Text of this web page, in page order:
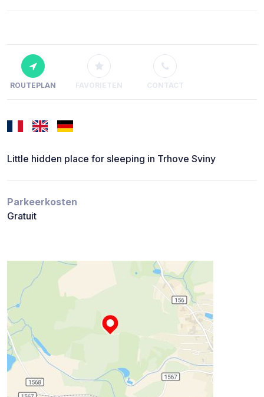
ROUTEPLAN FAVORIETEN CONTACT
Little hidden place for sleeping in Trhove Sviny
Parkeerkosten
Gratuit